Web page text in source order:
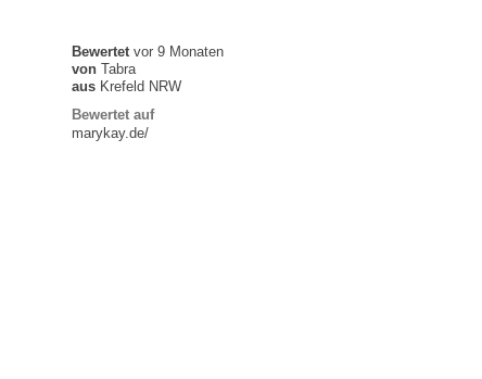
Bewertetvor 9 Monaten
von Tabra
aus Krefeld NRW
Bewertet auf
marykay.de/